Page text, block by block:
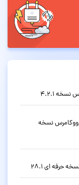
قالب فروشگاهی چندمنظوره وودمارت WoodMart ووکامرس نسخه